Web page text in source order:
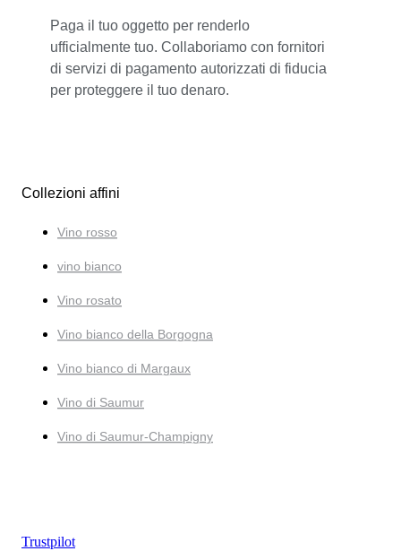
Paga il tuo oggetto per renderlo
ufficialmente tuo. Collaboriamo con fornitori
di servizi di pagamento autorizzati di fiducia
per proteggere il tuo denaro.
Collezioni affini
Vino rosso
vino bianco
Vino rosato
Vino bianco della Borgogna
Vino bianco di Margaux
Vino di Saumur
Vino di Saumur-Champigny
Trustpilot